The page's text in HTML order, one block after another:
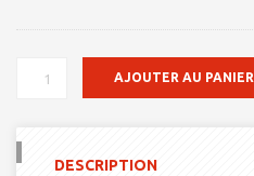
QUANTITÉ
AJOUTER AU PANIER
DESCRIPTION